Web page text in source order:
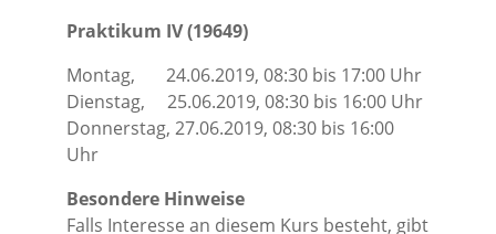
Praktikum IV(19649)
Montag, 24.06.2019, 08:30 bis 17:00 Uhr
Dienstag, 25.06.2019, 08:30 bis 16:00 Uhr
Donnerstag, 27.06.2019, 08:30 bis 16:00
Uhr
Besondere Hinweise
Falls Interesse an diesem Kurs besteht, gibt